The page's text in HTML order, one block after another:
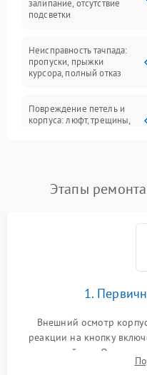
Батарея
Сеть и интернет
залипание, отсутствие
подсветки
Неисправность тачпада:
пропуски, прыжки
курсора, полный отказ
Повреждение петель и
корпуса: люфт, трещины,
невозможность зарядки,
Перегрев из‑за пыли,
неисправности кулера
Выход из строя SSD или
HDD: медленная загрузка,
Этапы
1.
Внешний осмотр
реакции на кнопку
устройства. Оценка
лабораторного блока